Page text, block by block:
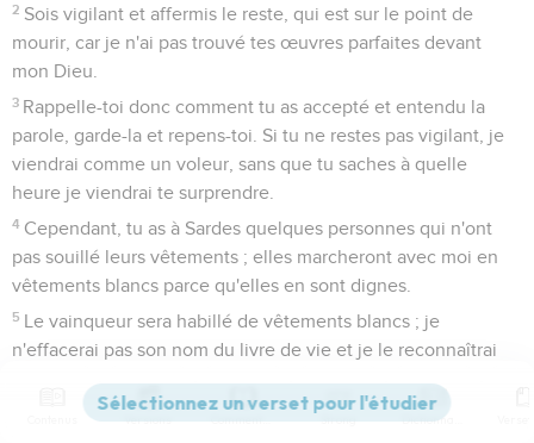
2 Sois vigilant et affermis le reste, qui est sur le point de
mourir, car je n'ai pas trouvé tes œuvres parfaites devant
mon Dieu.
3 Rappelle-toi donc comment tu as accepté et entendu la
parole, garde-la et repens-toi. Si tu ne restes pas vigilant, je
viendrai comme un voleur, sans que tu saches à quelle
heure je viendrai te surprendre.
4 Cependant, tu as à Sardes quelques personnes qui n'ont
pas souillé leurs vêtements ; elles marcheront avec moi en
vêtements blancs parce qu'elles en sont dignes.
5 Le vainqueur sera habillé de vêtements blancs ; je
n'effacerai pas son nom du livre de vie et je le reconnaîtrai
Que celui qui a des oreilles écoute ce que l'Esprit dit aux
Versions Commentaires Strong